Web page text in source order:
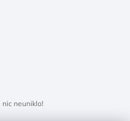
nic neuniklo!